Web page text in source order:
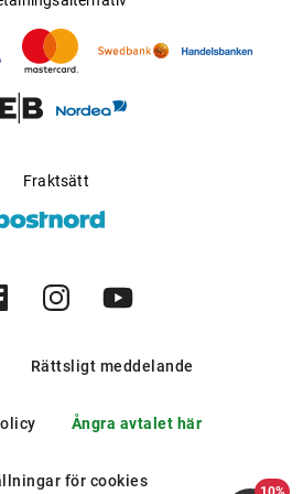
som arbetar mycket med mobil,
och teknologin i TrueLens
får man också skarp och klar
Den innovativa
en tunn, rundad linsdesign
hög syregenomsläpplighet
en utmärkt syrecirkulation vid
Fraktsätt
Rättsligt meddelande
Ångra avtalet här
för cookies